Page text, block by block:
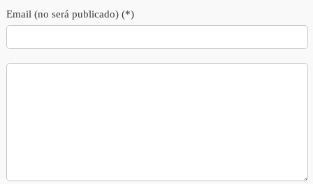
Email (no será publicado) (*)